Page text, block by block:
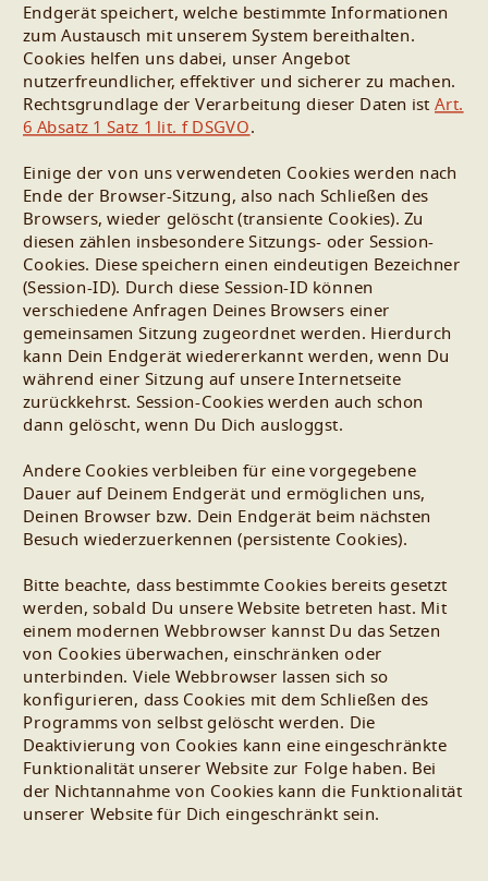
Endgerät speichert, welche bestimmte Informationen
zum Austausch mit unserem System bereithalten.
Cookies helfen uns dabei, unser Angebot
nutzerfreundlicher, effektiver und sicherer zu machen.
Rechtsgrundlage der Verarbeitung dieser Daten istArt.
6 Absatz 1 Satz 1 lit. f DSGVO.
Einige der von uns verwendeten Cookies werden nach
Ende der Browser-Sitzung, also nach Schließen des
Browsers, wieder gelöscht (transiente Cookies). Zu
diesen zählen insbesondere Sitzungs- oder Session-
Cookies. Diese speichern einen eindeutigen Bezeichner
(Session-ID). Durch diese Session-ID können
verschiedene Anfragen Deines Browsers einer
gemeinsamen Sitzung zugeordnet werden. Hierdurch
kann Dein Endgerät wiedererkannt werden, wenn Du
während einer Sitzung auf unsere Internetseite
zurückkehrst. Session-Cookies werden auch schon
dann gelöscht, wenn Du Dich ausloggst.
Andere Cookies verbleiben für eine vorgegebene
Dauer auf Deinem Endgerät und ermöglichen uns,
Deinen Browser bzw. Dein Endgerät beim nächsten
Besuch wiederzuerkennen (persistente Cookies).
Bitte beachte, dass bestimmte Cookies bereits gesetzt
werden, sobald Du unsere Website betreten hast. Mit
einem modernen Webbrowser kannst Du das Setzen
von Cookies überwachen, einschränken oder
unterbinden. Viele Webbrowser lassen sich so
konfigurieren, dass Cookies mit dem Schließen des
Programms von selbst gelöscht werden. Die
Deaktivierung von Cookies kann eine eingeschränkte
Funktionalität unserer Website zur Folge haben. Bei
der Nichtannahme von Cookies kann die Funktionalität
unserer Website für Dich eingeschränkt sein.